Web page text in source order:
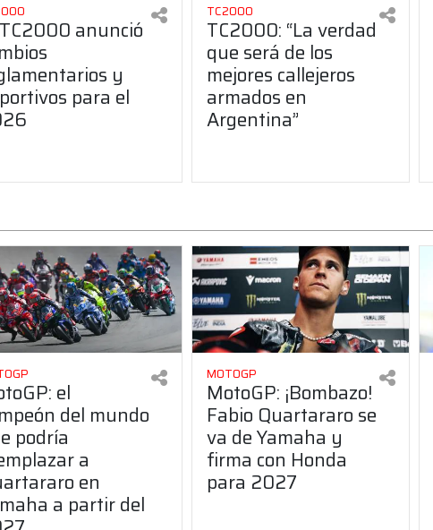
anunció
y
para el
TC2000
TC2000: “La verdad
que será de los
mejores callejeros
armados en
Argentina”
el
del mundo
podría
a
en
a partir del
MOTOGP
MotoGP: ¡Bombazo!
Fabio Quartararo se
va de Yamaha y
firma con Honda
para 2027